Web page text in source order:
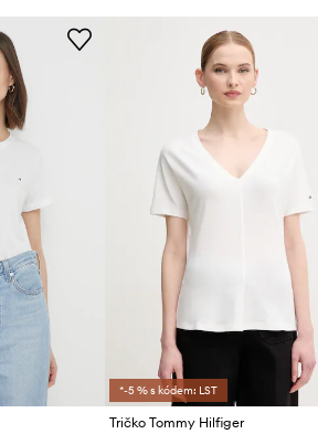
*-5 % s kódem: LST
Tričko Tommy Hilfiger